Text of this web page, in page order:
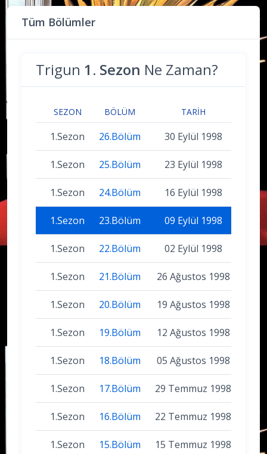
Tüm Bölümler
Trigun 1. Sezon Ne Zaman?
SEZON BÖLÜM TARIH
1.Sezon 26.Bölüm 30 Eylül 1998
1.Sezon 25.Bölüm 23 Eylül 1998
1.Sezon 24.Bölüm 16 Eylül 1998
1.Sezon 23.Bölüm 09 Eylül 1998
1.Sezon 22.Bölüm 02 Eylül 1998
1.Sezon 21.Bölüm 26 Ağustos 1998
1.Sezon 20.Bölüm 19 Ağustos 1998
1.Sezon 19.Bölüm 12 Ağustos 1998
1.Sezon 18.Bölüm 05 Ağustos 1998
1.Sezon 17.Bölüm 29 Temmuz 1998
1.Sezon 16.Bölüm 22 Temmuz 1998
1.Sezon 15.Bölüm 15 Temmuz 1998